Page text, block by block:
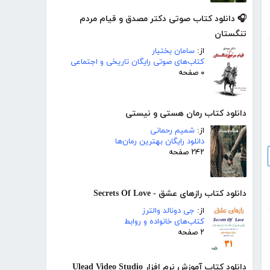
🎧 دانلود کتاب صوتی دکتر مصدق و قیام مردم
تنگستان
از: سامان بختیار
کتاب‌های صوتی رایگان تاریخی و اجتماعی
۰ صفحه
دانلود کتاب رمان هستی و نیستی
از: شمیم رحمانی
دانلود رایگان بهترین رمان‌ها
۲۴۲ صفحه
دانلود کتاب رازهای عشق - Secrets Of Love
از: جی دونالد والترز
کتاب‌های خانواده و روابط
۲ صفحه
دانلود کتاب آموزش نرم افزار Ulead Video Studio